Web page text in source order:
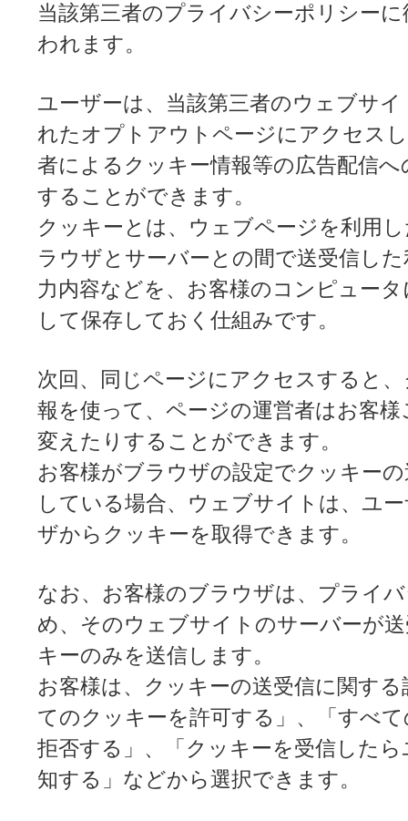
当該第三者のプライバシーポリシー
われます。
ユーザーは、当該第三者のウェブサ
れたオプトアウトページにアクセス
者によるクッキー情報等の広告配信へ
することができます。
クッキーとは、ウェブページを利用
ラウザとサーバーとの間で送受信し
力内容などを、お客様のコンピュー
して保存しておく仕組みです。
次回、同じページにアクセスすると
報を使って、ページの運営者はお客
変えたりすることができます。
お客様がブラウザの設定でクッキー
している場合、ウェブサイトは、ユ
ザからクッキーを取得できます。
なお、お客様のブラウザは、プライ
め、そのウェブサイトのサーバーが
キーのみを送信します。
お客様は、クッキーの送受信に関す
てのクッキーを許可する」、「すべ
拒否する」、「クッキーを受信した
知する」などから選択できます。